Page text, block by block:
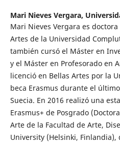
Mari Nieves Vergara,
Mari Nieves Vergara es
Artes de la Universidad
también cursó el Máster en
y el Máster en Profesorado en
licenció en Bellas Artes por la
beca Erasmus durante el
Suecia. En 2016 realizó una
Erasmus+ de Posgrado
Arte de la Facultad de Arte,
University (Helsinki, Finlandia),